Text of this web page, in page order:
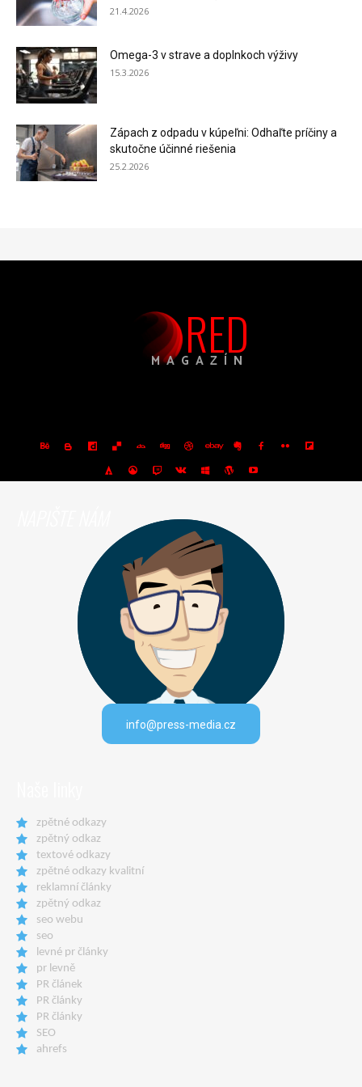
21.4.2026
Omega-3 v strave a doplnkoch výživy
15.3.2026
Zápach z odpadu v kúpeľni: Odhaľte príčiny a
skutočne účinné riešenia
25.2.2026
RED
MAGAZÍN
info@press-media.cz
zpětné odkazy
zpětný odkaz
textové odkazy
zpětné odkazy kvalitní
reklamní články
zpětný odkaz
seo webu
seo
levné pr články
pr levně
PR článek
PR články
PR články
SEO
ahrefs